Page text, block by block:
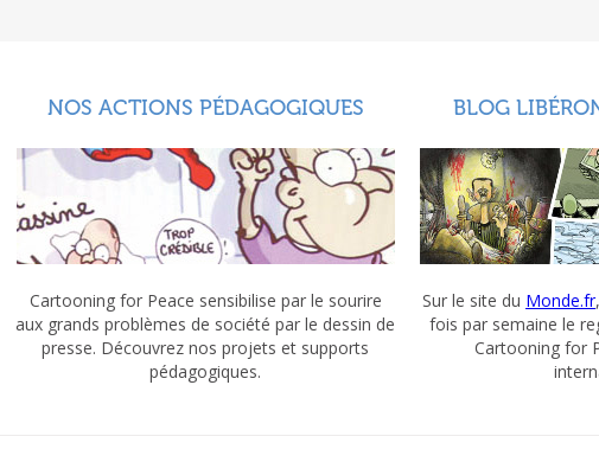
NOS ACTIONS PÉDAGOGIQUES
Cartooning for Peace sensibilise par le sourire
aux grands problèmes de société par le dessin de
presse. Découvrez nos projets et supports
pédagogiques.
BLOG
Sur le site du Monde.fr
fois par semaine le
Cartooning for